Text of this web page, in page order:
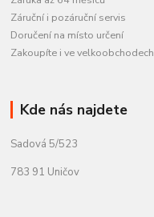
Záruční i pozáruční servis
Doručení na místo určení
Zakoupíte i ve velkoobchodech
Kde nás najdete
Sadová 5/523
783 91 Uničov